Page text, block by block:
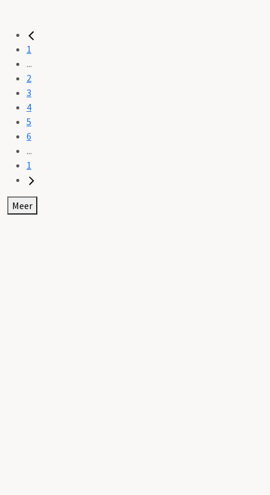
1
...
2
3
4
5
6
...
1
Meer